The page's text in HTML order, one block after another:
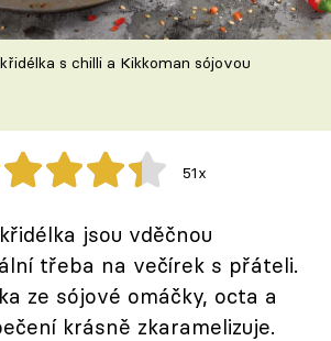
s chilli a Kikkoman sójovou
51x
jsou vděčnou
třeba na večírek s přáteli.
ze sójové omáčky, octa a
krásně zkaramelizuje.